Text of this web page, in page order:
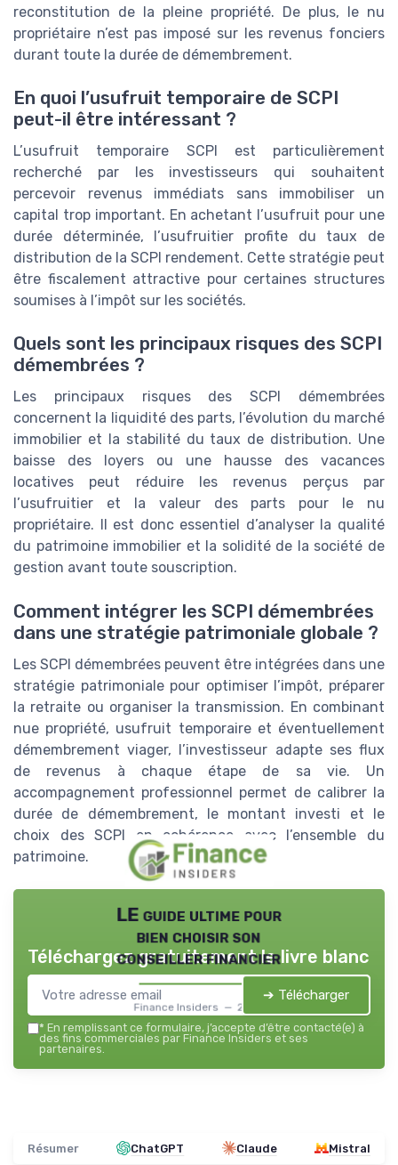
reconstitution de la pleine propriété. De plus, le nu
propriétaire n’est pas imposé sur les revenus fonciers
durant toute la durée de démembrement.
En quoi l’usufruit temporaire de SCPI
peut-il être intéressant ?
L’usufruit temporaire SCPI est particulièrement
recherché par les investisseurs qui souhaitent
percevoir revenus immédiats sans immobiliser un
capital trop important. En achetant l’usufruit pour une
durée déterminée, l’usufruitier profite du taux de
distribution de la SCPI rendement. Cette stratégie peut
être fiscalement attractive pour certaines structures
soumises à l’impôt sur les sociétés.
Quels sont les principaux risques des SCPI
démembrées ?
Les principaux risques des SCPI démembrées
concernent la liquidité des parts, l’évolution du marché
immobilier et la stabilité du taux de distribution. Une
baisse des loyers ou une hausse des vacances
locatives peut réduire les revenus perçus par
l’usufruitier et la valeur des parts pour le nu
propriétaire. Il est donc essentiel d’analyser la qualité
du patrimoine immobilier et la solidité de la société de
gestion avant toute souscription.
Comment intégrer les SCPI démembrées
dans une stratégie patrimoniale globale ?
Les SCPI démembrées peuvent être intégrées dans une
stratégie patrimoniale pour optimiser l’impôt, préparer
la retraite ou organiser la transmission. En combinant
nue propriété, usufruit temporaire et éventuellement
démembrement viager, l’investisseur adapte ses flux
de revenus à chaque étape de sa vie. Un
accompagnement professionnel permet de calibrer la
durée de démembrement, le montant investi et le
choix des SCPI en cohérence avec l’ensemble du
patrimoine.
LE guide ultime pour
bien choisir son
conseiller financier
Finance Insiders — 2026
Téléchargez gratuitement le livre blanc
➔ Télécharger
* En remplissant ce formulaire, j’accepte d’être contacté(e) à
des fins commerciales par Finance Insiders et ses
partenaires.
Résumer ChatGPT Claude Mistral